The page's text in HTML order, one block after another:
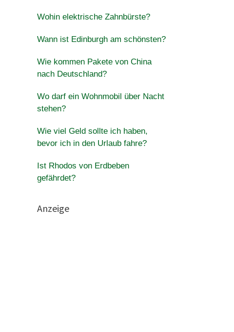
Wohin elektrische Zahnbürste?
Wann ist Edinburgh am schönsten?
Wie kommen Pakete von China
nach Deutschland?
Wo darf ein Wohnmobil über Nacht
stehen?
Wie viel Geld sollte ich haben,
bevor ich in den Urlaub fahre?
Ist Rhodos von Erdbeben
gefährdet?
Anzeige